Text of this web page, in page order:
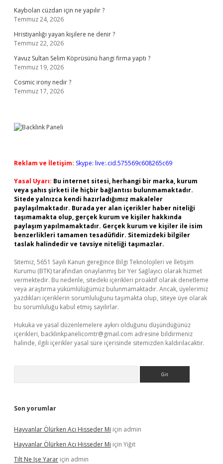
Kaybolan cüzdan için ne yapılır ?
Temmuz 24, 2026
Hristiyanlığı yayan kişilere ne denir ?
Temmuz 22, 2026
Yavuz Sultan Selim Köprüsünü hangi firma yaptı ?
Temmuz 19, 2026
Cosmic irony nedir ?
Temmuz 17, 2026
Reklam ve İletişim: Skype: live:.cid.575569c608265c69
Yasal Uyarı: Bu internet sitesi, herhangi bir marka, kurum
veya şahıs şirketi ile hiçbir bağlantısı bulunmamaktadır.
Sitede yalnızca kendi hazırladığımız makaleler
paylaşılmaktadır. Burada yer alan içerikler haber niteliği
taşımamakta olup, gerçek kurum ve kişiler hakkında
paylaşım yapılmamaktadır. Gerçek kurum ve kişiler ile isim
benzerlikleri tamamen tesadüfidir. Sitemizdeki bilgiler
taslak halindedir ve tavsiye niteliği taşımazlar.
Sitemiz, 5651 Sayılı Kanun gereğince Bilgi Teknolojileri ve İletişim
Kurumu (BTK) tarafından onaylanmış bir Yer Sağlayıcı olarak hizmet
vermektedir. Bu nedenle, sitedeki içerikleri proaktif olarak denetleme
veya araştırma yükümlülüğümüz bulunmamaktadır. Ancak, üyelerimiz
yazdıkları içeriklerin sorumluluğunu taşımakta olup, siteye üye olarak
bu sorumluluğu kabul etmiş sayılırlar.
Hukuka ve yasal düzenlemelere aykırı olduğunu düşündüğünüz
içerikleri, backlinkpanelicomtr@gmail.com adresine bildirmeniz
halinde, ilgili içerikler yasal süre içerisinde sitemizden kaldırılacaktır.
Son yorumlar
Hayvanlar Ölürken Acı Hisseder Mi için admin
Hayvanlar Ölürken Acı Hisseder Mi için Yiğit
Tilt Ne Işe Yarar için admin